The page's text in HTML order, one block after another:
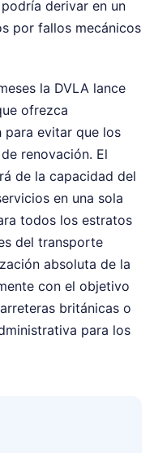
derivar en un
por fallos mecánicos
la DVLA lance
ofrezca
para evitar que los
renovación. El
de la capacidad del
en una sola
todos los estratos
del transporte
absoluta de la
con el objetivo
británicas o
para los